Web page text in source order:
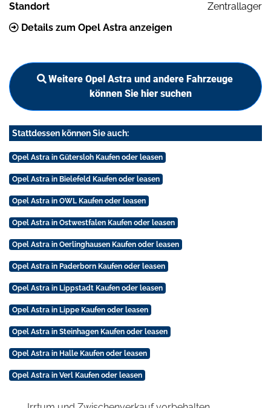
Standort
Zentrallager
Details zum Opel Astra anzeigen
Weitere Opel Astra und andere Fahrzeuge
können Sie hier suchen
Stattdessen können Sie auch:
Opel Astra in Gütersloh Kaufen oder leasen
Opel Astra in Bielefeld Kaufen oder leasen
Opel Astra in OWL Kaufen oder leasen
Opel Astra in Ostwestfalen Kaufen oder leasen
Opel Astra in Oerlinghausen Kaufen oder leasen
Opel Astra in Paderborn Kaufen oder leasen
Opel Astra in Lippstadt Kaufen oder leasen
Opel Astra in Lippe Kaufen oder leasen
Opel Astra in Steinhagen Kaufen oder leasen
Opel Astra in Halle Kaufen oder leasen
Opel Astra in Verl Kaufen oder leasen